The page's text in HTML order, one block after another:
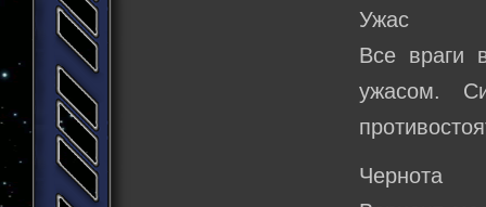
Ужас
Все враги
ужасом.
Чернота